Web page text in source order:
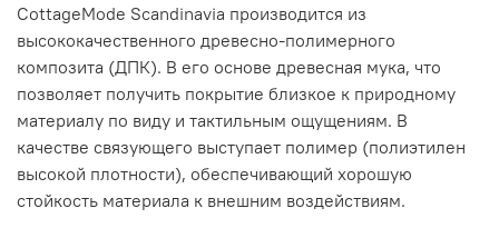
CottageMode Scandinavia производится из
высококачественного древесно-полимерного
композита (ДПК). В его основе древесная мука, что
позволяет получить покрытие близкое к природному
материалу по виду и тактильным ощущениям. В
качестве связующего выступает полимер (полиэтилен
высокой плотности), обеспечивающий хорошую
стойкость материала к внешним воздействиям.